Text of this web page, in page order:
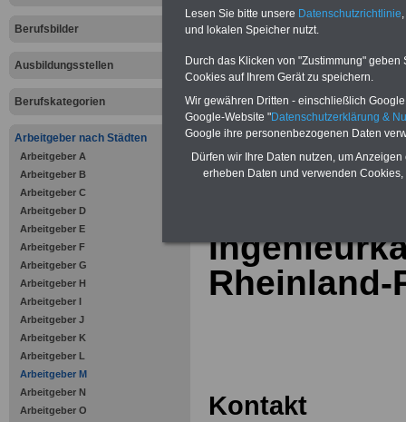
Berufsbilder
Ausbildungsstellen
Berufskategorien
Arbeitgeber nach Städten
Arbeitgeber A
Arbeitgeber B
Arbeitgeber C
Arbeitgeber D
Arbeitgeber E
Arbeitgeber F
Arbeitgeber G
Arbeitgeber H
Arbeitgeber I
Arbeitgeber J
Arbeitgeber K
Arbeitgeber L
Arbeitgeber M
Arbeitgeber N
Arbeitgeber O
Online-Vergleich Gesetzliche
Krankenkassen
Krankenversicherung
zurück zur
Rheinland-
Kontakt
Lesen Sie bitte unsere Datenschutzrichtlinie
und lokalen Speicher nutzt.
Durch das Klicken von "Zustimmung"
Cookies auf Ihrem Gerät zu speichern.
Wir gewähren Dritten - einschließlich
Google-Website "Datenschutzerklärung &
Google ihre personenbezogenen Daten
Dürfen wir Ihre Daten nutzen, um
erheben Daten und verwenden